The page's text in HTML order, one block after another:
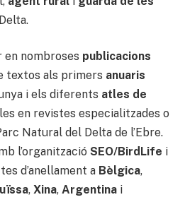
nombroses publicacions
textos als primers anuaris
i els diferents atles de
en revistes especialitzades o
Natural del Delta de l’Ebre.
l’organització SEO/BirdLife i
d’anellament a Bèlgica,
, Xina, Argentina i